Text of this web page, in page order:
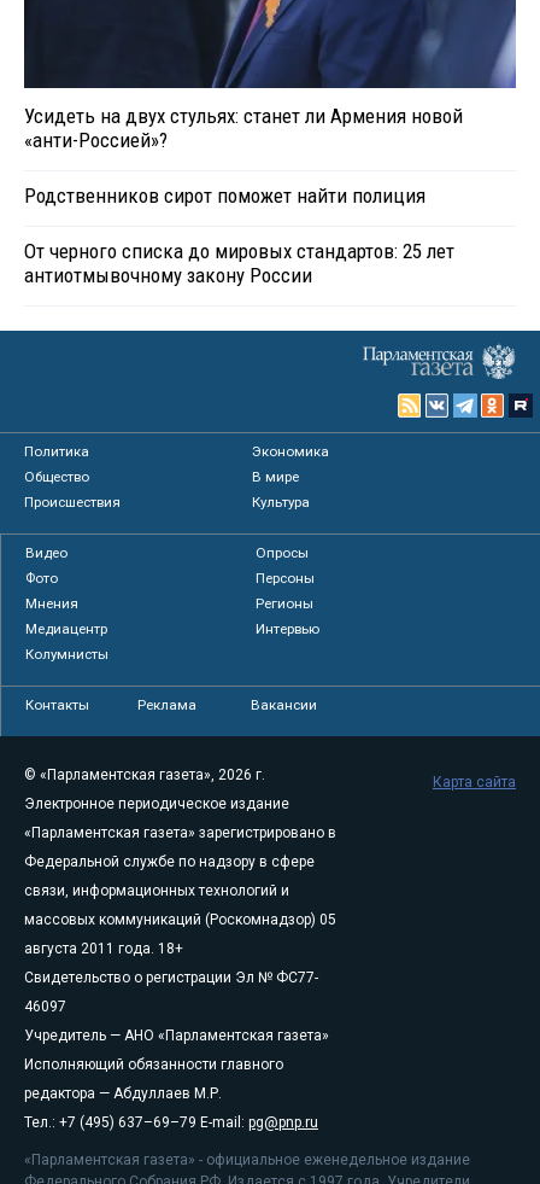
Усидеть на двух стульях: станет ли Армения новой
«анти-Россией»?
Родственников сирот поможет найти полиция
От черного списка до мировых стандартов: 25 лет
антиотмывочному закону России
Политика
Экономика
Общество
В мире
Происшествия
Культура
Видео
Опросы
Фото
Персоны
Мнения
Регионы
Медиацентр
Интервью
Колумнисты
Контакты Реклама Вакансии
© «Парламентская газета», 2026 г.
Электронное периодическое издание
«Парламентская газета» зарегистрировано в
Федеральной службе по надзору в сфере
связи, информационных технологий и
массовых коммуникаций (Роскомнадзор) 05
августа 2011 года. 18+
Свидетельство о регистрации Эл № ФС77-
46097
Учредитель — АНО «Парламентская газета»
Исполняющий обязанности главного
редактора — Абдуллаев М.Р.
Тел.: +7 (495) 637–69–79 E-mail: pg@pnp.ru
«Парламентская газета» - официальное еженедельное издание
Карта сайта